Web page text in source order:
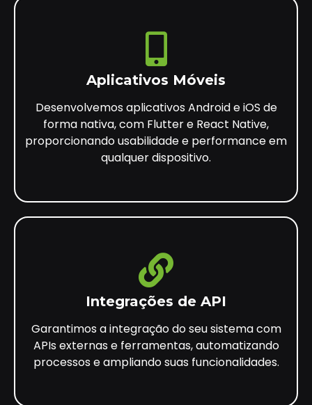
Aplicativos Móveis
Desenvolvemos aplicativos Android e iOS de
forma nativa, com Flutter e React Native,
proporcionando usabilidade e performance em
qualquer dispositivo.
Integrações de API
Garantimos a integração do seu sistema com
APIs externas e ferramentas, automatizando
processos e ampliando suas funcionalidades.